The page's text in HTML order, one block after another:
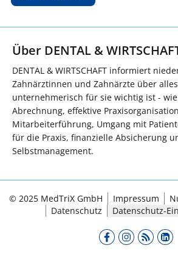
Über DENTAL &
DENTAL & WIRTSCHAFT informiert
Zahnärztinnen und Zahnärzte über
unternehmerisch für sie wichtig ist -
Abrechnung, effektive
Mitarbeiterführung, Umgang mit
für die Praxis, finanzielle Absicherung
Selbstmanagement.
© 2025 MedTriX GmbH Impressum
Datenschutz
Datenschutz-